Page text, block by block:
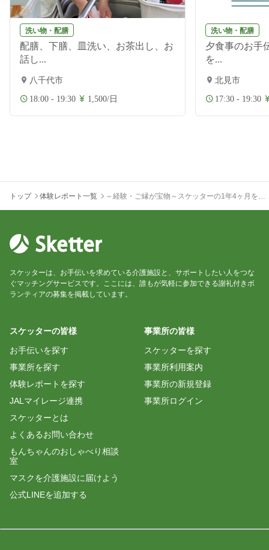
洗い物・配膳
配膳、下膳、皿洗い、お茶出し、お
話し...
八千代市
18:00 - 19:30 1,500/日
洗い物・配膳
夕食事のお手
を...
北見市
17:30 - 19:30
トップ 体験レポート一覧
～経験・ご縁が宝物～スケッターの1年4ヶ月を言
スケッターは、お手伝いを求めている介護施設と、サポートしたい人をつな
ぐマッチングサービスです。ここには、誰もが気軽に参加できる謝礼付きボ
ランティアの募集を掲載しています。
スケッターの皆様
お手伝いを探す
事業所を探す
体験レポートを探す
JALマイレージ連携
スケッターとは
よくあるお問い合わせ
もんちゃんのおしゃべり相談
室
マスクを介護施設に届けよう
公式LINEを追加する
事業所の皆様
スケッターを探す
事業所利用案内
事業所の新規登録
事業所ログイン